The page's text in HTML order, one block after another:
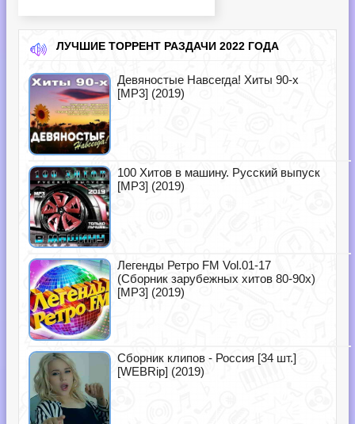
ЛУЧШИЕ ТОРРЕНТ РАЗДАЧИ 2022 ГОДА
Девяностые Навсегда! Хиты 90-х
[MP3] (2019)
100 Хитов в машину. Русский выпуск
[MP3] (2019)
Легенды Ретро FM Vol.01-17
(Сборник зарубежных хитов 80-90х)
[MP3] (2019)
Сборник клипов - Россия [34 шт.]
[WEBRip] (2019)